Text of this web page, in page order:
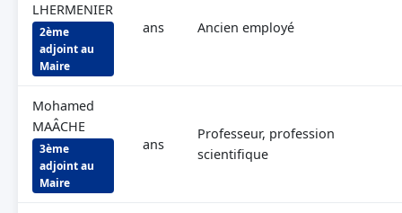
LHERMENIER
2ème
adjoint au
Maire
ans Ancien employé
Mohamed
MAÂCHE
3ème
adjoint au
Maire
ans
Professeur, profession
scientifique